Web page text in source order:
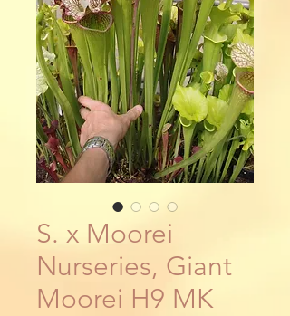
S. x Moorei
Nurseries, Giant
Moorei H9 MK